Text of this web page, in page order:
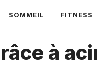
SOMMEIL FITNESS
à